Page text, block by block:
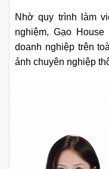
Nhờ quy trình làm
nghiệm, Gạo
doanh nghiệp trên
ảnh chuyên nghiệp